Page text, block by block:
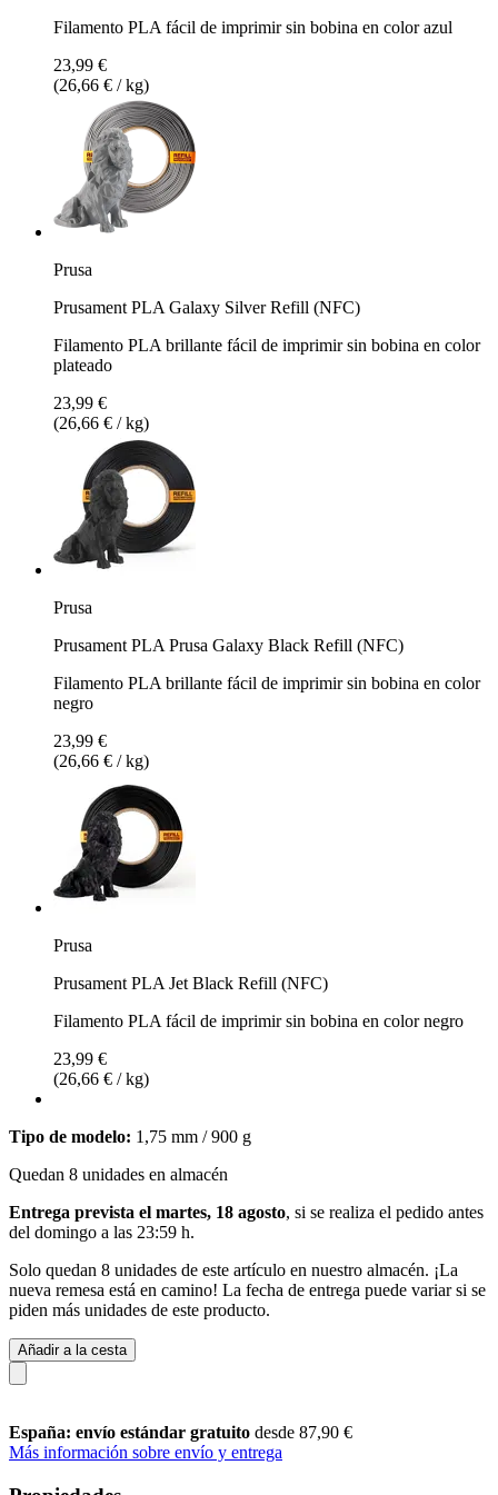
Filamento PLA fácil de imprimir sin bobina en color azul
23,99 €
(26,66 € / kg)
Prusa
Prusament PLA Galaxy Silver Refill (NFC)
Filamento PLA brillante fácil de imprimir sin bobina en color
plateado
23,99 €
(26,66 € / kg)
Prusa
Prusament PLA Prusa Galaxy Black Refill (NFC)
Filamento PLA brillante fácil de imprimir sin bobina en color
negro
23,99 €
(26,66 € / kg)
Prusa
Prusament PLA Jet Black Refill (NFC)
Filamento PLA fácil de imprimir sin bobina en color negro
23,99 €
(26,66 € / kg)
Tipo de modelo: 1,75 mm / 900 g
Quedan 8 unidades en almacén
Entrega prevista el martes, 18 agosto, si se realiza el pedido antes
del domingo a las 23:59 h.
Solo quedan 8 unidades de este artículo en nuestro almacén. ¡La
nueva remesa está en camino! La fecha de entrega puede variar si se
piden más unidades de este producto.
Añadir a la cesta
España: envío estándar gratuito desde 87,90 €
Más información sobre envío y entrega